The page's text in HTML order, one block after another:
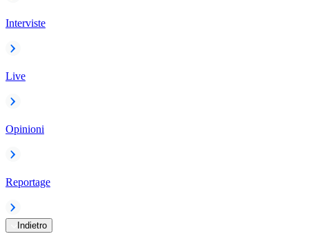
Interviste
Live
Opinioni
Reportage
Indietro